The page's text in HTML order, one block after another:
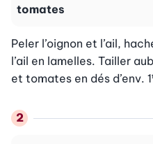
tomates
Peler l’oignon et l’ail,
l’ail en lamelles. Tailler
et tomates en dés d’env.